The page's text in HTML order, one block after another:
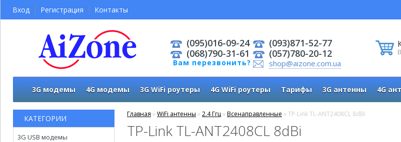
(095)016-09-24
(068)790-31-61
Вам перезвонить?
(093)871-52-77
(057)780-20-12
shop@aizone.com.ua
Вход Регистрация Контакты
3G модемы 4G модемы 3G WiFi роутеры 4G WiFi роутеры Тарифы 3G антенны 4G
КАТЕГОРИИ
3G USB модемы
Главная » WiFi антенны » 2.4 Ггц » Всенаправленные » TP-Link TL-ANT2408CL 8dBi
TP-Link TL-ANT2408CL 8dBi